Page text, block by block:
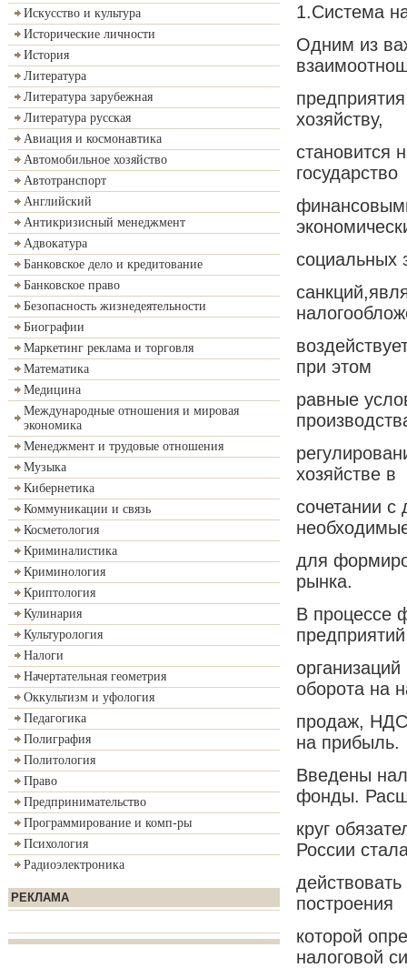
Искусство и культура
Исторические личности
История
Литература
Литература зарубежная
Литература русская
Авиация и космонавтика
Автомобильное хозяйство
Автотранспорт
Английский
Антикризисный менеджмент
Адвокатура
Банковское дело и кредитование
Банковское право
Безопасность жизнедеятельности
Биографии
Маркетинг реклама и торговля
Математика
Медицина
Международные отношения и мировая
экономика
Менеджмент и трудовые отношения
Музыка
Кибернетика
Коммуникации и связь
Косметология
Криминалистика
Криминология
Криптология
Кулинария
Культурология
Налоги
Начертательная геометрия
Оккультизм и уфология
Педагогика
Полиграфия
Политология
Право
Предпринимательство
Программирование и комп-ры
Психология
Радиоэлектроника
РЕКЛАМА
1.Система
Одним из
хозяйству,
становится
государство
социальных
при этом
равные
хозяйстве в
сочетании с
для
рынка.
В процессе
оборота на
продаж,
на прибыль.
Введены
фонды.
круг
России
построения
которой
налоговой